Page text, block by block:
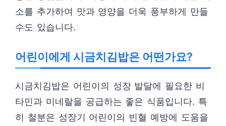
소를 추가하여 맛과 영양을 더욱 풍부하게 만들
수도 있습니다.
어린이에게 시금치김밥은 어떤가요?
시금치김밥은 어린이의 성장 발달에 필요한 비
타민과 미네랄을 공급하는 좋은 식품입니다. 특
히 철분은 성장기 어린이의 빈혈 예방에 도움을